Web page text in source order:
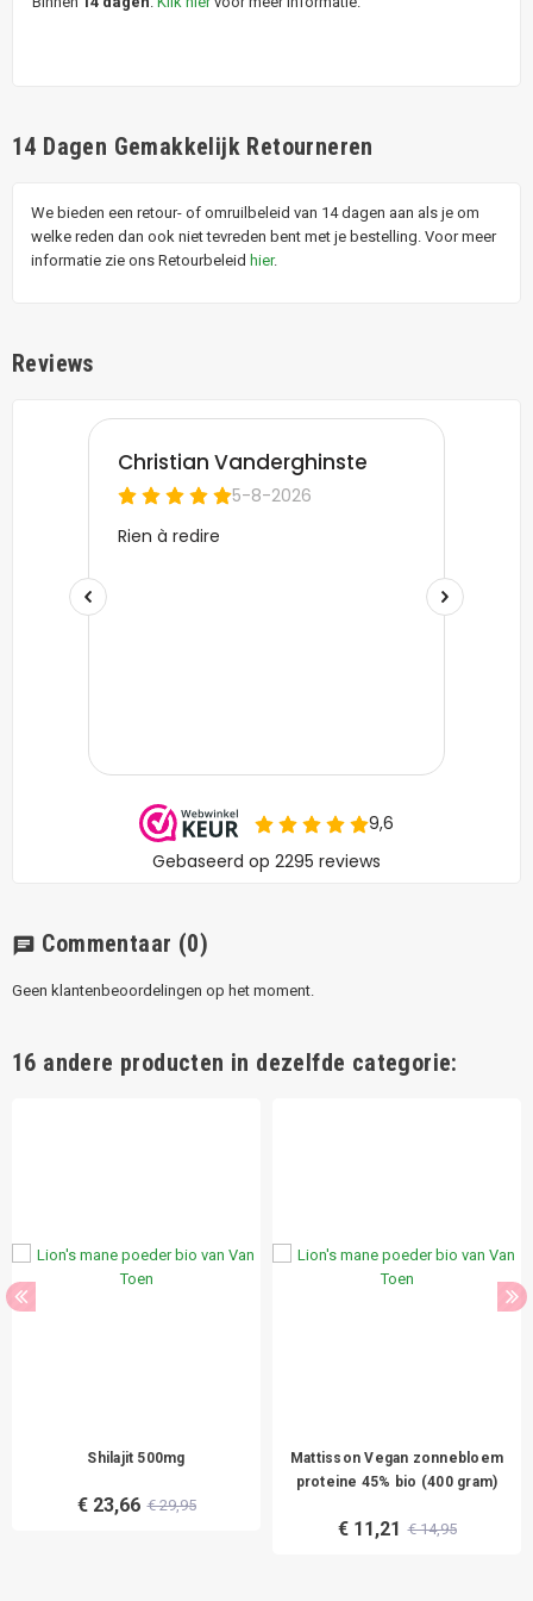
14 Dagen Gemakkelijk Retourneren
We bieden een retour- of omruilbeleid van 14 dagen aan als je om
welke reden dan ook niet tevreden bent met je bestelling. Voor meer
informatie zie ons Retourbeleid hier.
Reviews
chat Commentaar (0)
Geen klantenbeoordelingen op het moment.
16 andere producten in dezelfde categorie:
Shilajit 500mg
€ 23,66 € 29,95
Mattisson Vegan zonnebloem
proteine 45% bio (400 gram)
€ 11,21 € 14,95